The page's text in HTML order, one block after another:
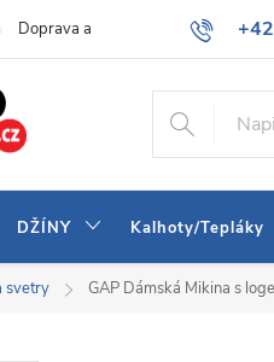
Doprava a platba Obchodní
DŽÍNY Kalhoty/Tepláky
svetry GAP Dámská Mikina s